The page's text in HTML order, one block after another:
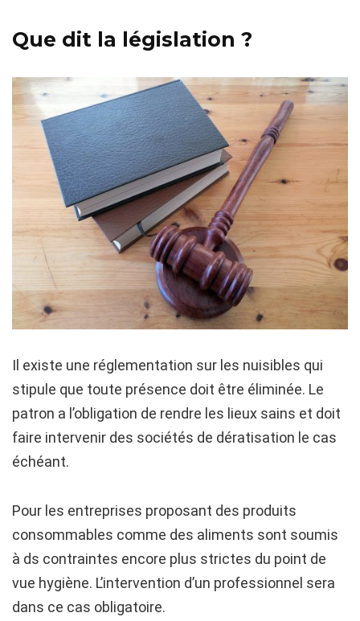
Que dit la législation ?
Il existe une réglementation sur les nuisibles qui
stipule que toute présence doit être éliminée. Le
patron a l’obligation de rendre les lieux sains et doit
faire intervenir des sociétés de dératisation le cas
échéant.
Pour les entreprises proposant des produits
consommables comme des aliments sont soumis
à ds contraintes encore plus strictes du point de
vue hygiène. L’intervention d’un professionnel sera
dans ce cas obligatoire.